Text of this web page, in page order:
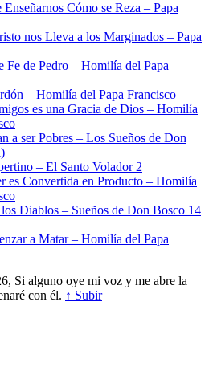
Cómo se Reza – Papa
nos Lleva a los Marginados – Papa
Fe de Pedro – Homilía del Papa
– Homilía del Papa Francisco
es una Gracia de Dios – Homilía
a ser Pobres – Los Sueños de Don
– El Santo Volador 2
es Convertida en Producto – Homilía
Diablos – Sueños de Don Bosco 14
a Matar – Homilía del Papa
Si alguno oye mi voz y me abre la
con él. ↑ Subir